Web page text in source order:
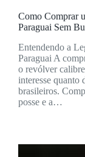
Como Comprar
Paraguai Sem
Entendendo a
Paraguai A
o revólver
interesse quanto
brasileiros.
posse e a…